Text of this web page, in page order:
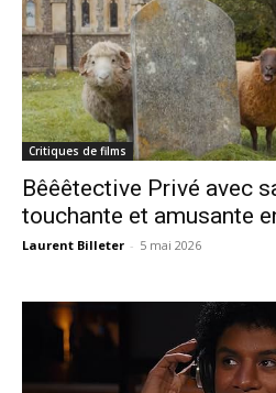
Critiques de films
Bêêêtective Privé avec
touchante et amusante
Laurent Billeter - 5 mai 2026